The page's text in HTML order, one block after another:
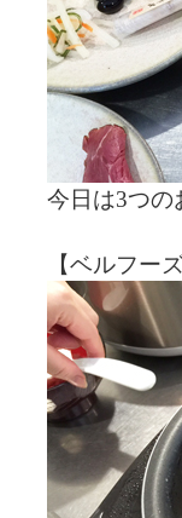
今日は3つの
【ベルフー